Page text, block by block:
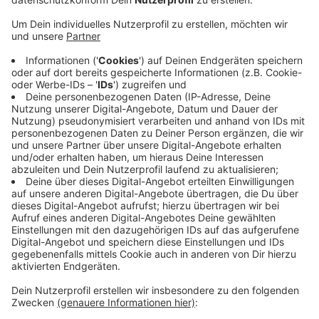
Witten/Herdecke: Welche Auswirkungen hat die Virus-
Pandemie auf das Alltagsleben? Diese Frage steht im
Mittelpunkt einer Online-Studie. Unsere heimische Uni
führt sie gemeinsam mit der Johannes-Gutenberg-
Universität Mainz durch.
Teilnehmen kann jeder ab 16 Jahren, das geht bis
Mitte September und dauert etwa 20 Minuten. Die
Studie untersucht beispielsweise die gesundheitlichen
Begleiterscheinungen wie Stress, Angst oder
Schlafprobleme.
Link zum Fragebogen:
https://www.soscisurvey.de/COVID19_Stress/
Anzeige